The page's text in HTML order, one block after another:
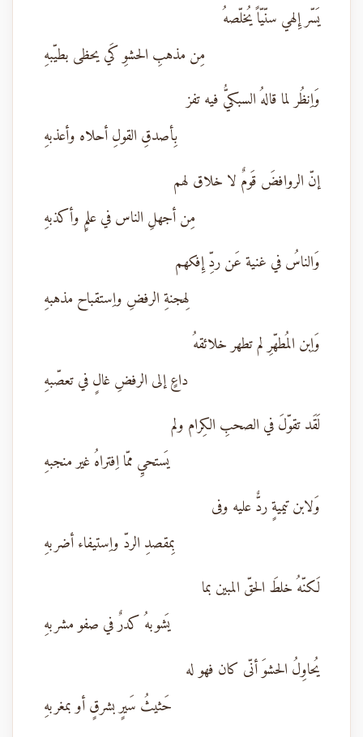
يَسّر إِلهي سنّيّاً يُخلّصهُ
مِن مذهبِ الحشوِ كَي يحظى بطيّبهِ
وَاِنظُر لما قالهُ السبكيُّ فيه تفز
بِأصدقِ القولِ أحلاه وأعذبهِ
إنّ الروافضَ قَومٌ لا خلاق لهم
مِن أجهلِ الناس في علمٍ وأكذبهِ
وَالناسُ في غنية عَن ردِّ إِفكهم
لِهجنةِ الرفضِ واِستقباح مذهبهِ
وَاِبن المُطهّرِ لم تطهر خلائقهُ
داعٍ إلى الرفضِ غالٍ في تعصّبهِ
لَقَد تقوّلَ في الصحبِ الكِرام ولم
يَستحيِ ممّا اِفتراهُ غير منجبهِ
وَلابن تيميةٍ ردٌّ عليه وفى
بِمقصدِ الردّ واِستيفاء أضربهِ
لَكنّهُ خلطَ الحقّ المبين بما
يَشوبهُ كدرٌ في صفو مشربهِ
يُحاوِلُ الحشوَ أنّى كان فهو له
حَثيثُ سَيرٍ بشرقٍ أو بمغربهِ